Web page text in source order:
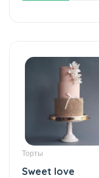
Торты
Sweet love